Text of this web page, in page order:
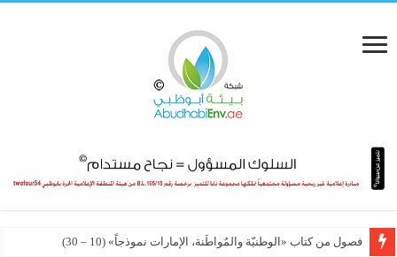
الشبكة الإقليمية للمسؤولية الاجتماعية تطلق السوق العالمي الإلكتروني